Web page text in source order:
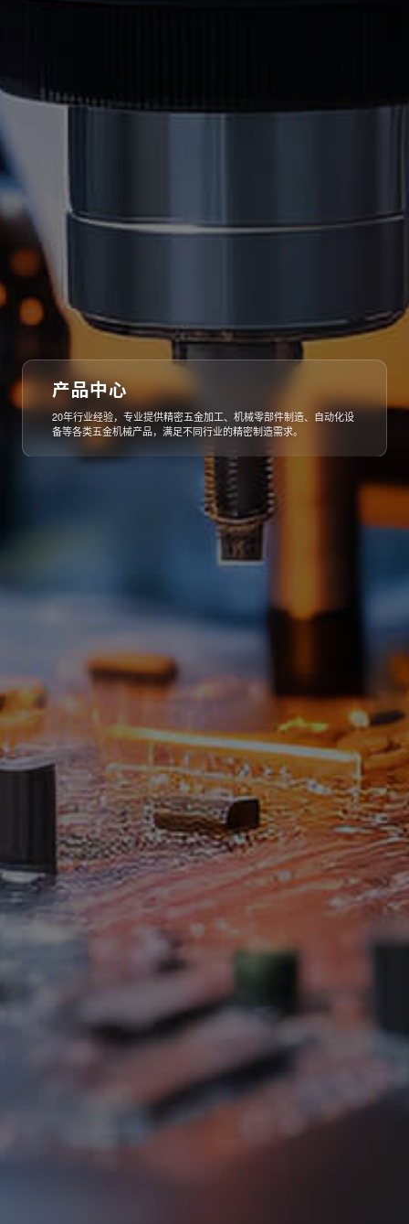
产品中心
20年行业经验，专业提供精密五金加工、机械零部件制造、自动化设
备等各类五金机械产品，满足不同行业的精密制造需求。